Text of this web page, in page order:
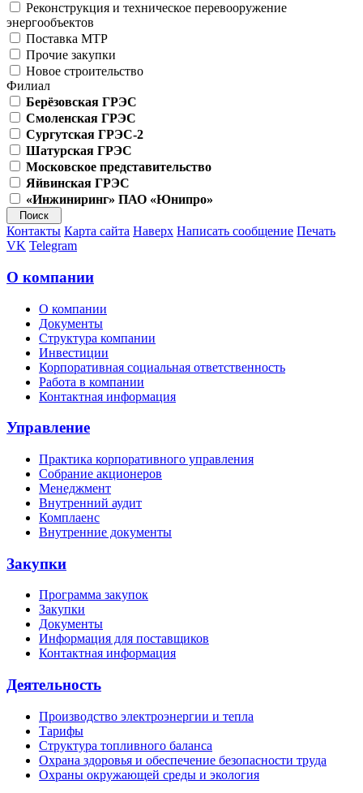
Реконструкция и техническое перевооружение
энергообъектов
Поставка МТР
Прочие закупки
Новое строительство
Филиал
Берёзовская ГРЭС
Смоленская ГРЭС
Сургутская ГРЭС-2
Шатурская ГРЭС
Московское представительство
Яйвинская ГРЭС
«Инжиниринг» ПАО «Юнипро»
Контакты Карта сайта Наверх Написать сообщение Печать
VK Telegram
О компании
О компании
Документы
Структура компании
Инвестиции
Корпоративная социальная ответственность
Работа в компании
Контактная информация
Управление
Практика корпоративного управления
Собрание акционеров
Менеджмент
Внутренний аудит
Комплаенс
Внутренние документы
Закупки
Программа закупок
Закупки
Документы
Информация для поставщиков
Контактная информация
Деятельность
Производство электроэнергии и тепла
Тарифы
Структура топливного баланса
Охрана здоровья и обеспечение безопасности труда
Охраны окружающей среды и экология